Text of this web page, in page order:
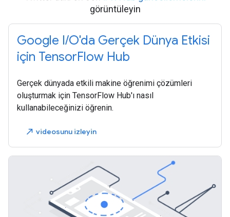
görüntüleyin
Google I/O'da Gerçek Dünya Etkisi
için TensorFlow Hub
Gerçek dünyada etkili makine öğrenimi çözümleri
oluşturmak için TensorFlow Hub'ı nasıl
kullanabileceğinizi öğrenin.
north_east videosunu izleyin